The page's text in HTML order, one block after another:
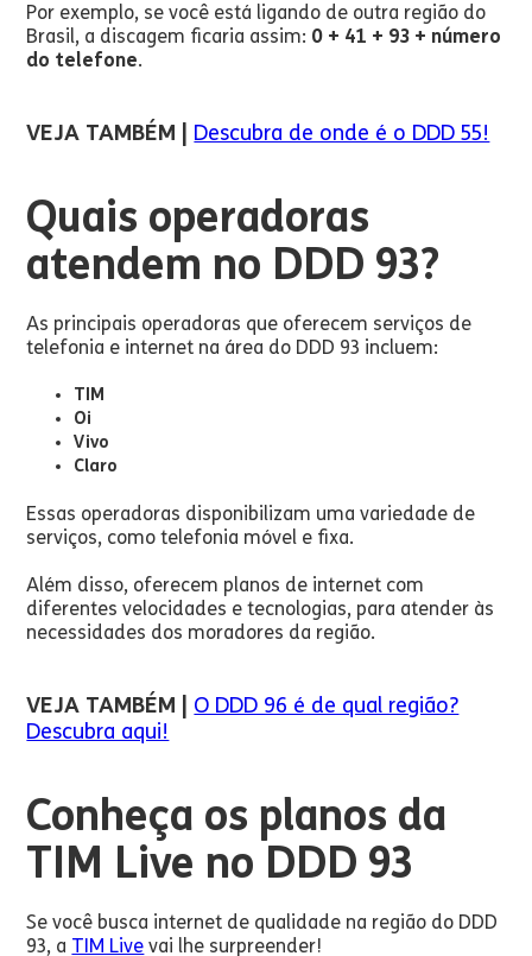
Por exemplo, se você está ligando de outra região do
Brasil, a discagem ficaria assim: 0 + 41 + 93 + número
do telefone.
VEJA TAMBÉM | Descubra de onde é o DDD 55!
Quais operadoras
atendem no DDD 93?
As principais operadoras que oferecem serviços de
telefonia e internet na área do DDD 93 incluem:
TIM
Oi
Vivo
Claro
Essas operadoras disponibilizam uma variedade de
serviços, como telefonia móvel e fixa.
Além disso, oferecem planos de internet com
diferentes velocidades e tecnologias, para atender às
necessidades dos moradores da região.
VEJA TAMBÉM |
O DDD 96 é de qual região?
Descubra aqui!
Conheça os planos da
TIM Live no DDD 93
Se você busca internet de qualidade na região do DDD
93, a TIM Live vai lhe surpreender!